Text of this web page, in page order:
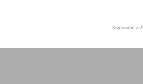
Kopírování a